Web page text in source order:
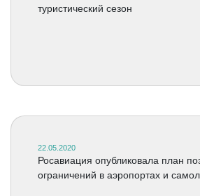
туристический сезон
22.05.2020
Росавиация опубликовала план
ограничений в аэропортах и